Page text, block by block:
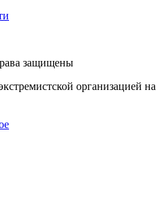
защищены
организацией на